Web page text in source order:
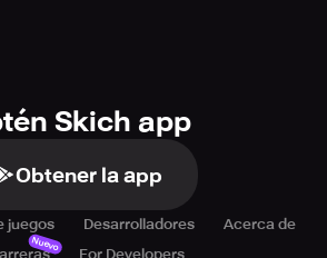
Skich app
Obtener la app
juegos Desarrolladores
Acerca de
Nuevo
For Developers